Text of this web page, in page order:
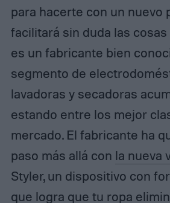
para hacerte con un nuevo
facilitará sin duda las cosas
es un fabricante bien
segmento de
lavadoras y secadoras
estando entre los mejor
mercado. El fabricante ha
paso más allá con la nueva
Styler, un dispositivo con
que logra que tu ropa